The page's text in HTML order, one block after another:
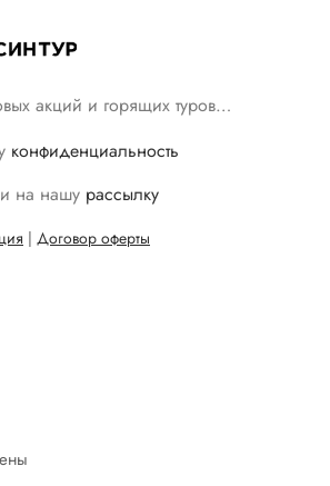
акций и горящих туров…
конфиденциальность
на нашу рассылку
| Договор оферты